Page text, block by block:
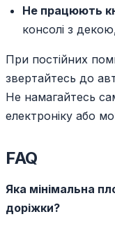
Не працюють
консолі з
При постійних
звертайтесь до
Не намагайтесь
електроніку або
FAQ
Яка мінімальна
доріжки?